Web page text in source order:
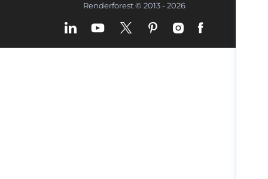
Renderforest © 2013 - 2026